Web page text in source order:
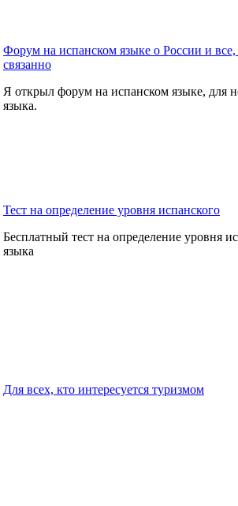
Форум на испанском языке о России и все,
связанно
Я открыл форум на испанском языке, для
языка.
Тест на определение уровня испанского
Бесплатный тест на определение уровня
языка
Для всех, кто интересуется туризмом